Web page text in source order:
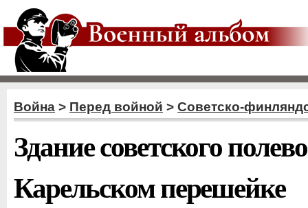
Война > Перед войной > Советско-
Здание советского
Карельском перешейке